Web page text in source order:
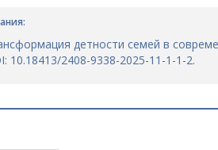
детности семей в
10.18413/2408-9338-2025-11-1-1-2.